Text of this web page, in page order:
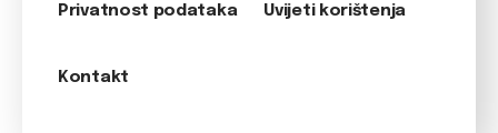
Privatnost podataka Uvijeti korištenja
Kontakt